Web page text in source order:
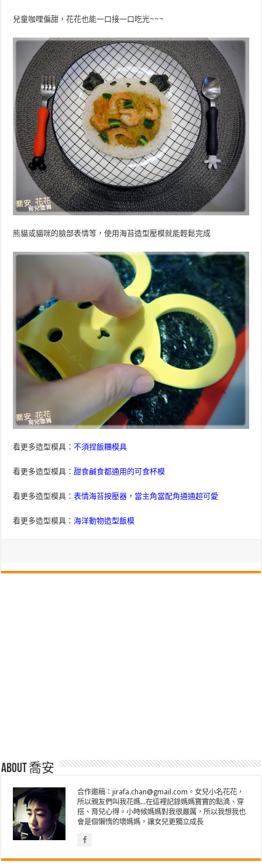
兒童咖哩偏甜，花花也能一口接一口吃光~~~
熊貓或貓咪的臉部表情等，使用海苔造型壓模就能輕鬆完成
看更多造型模具：不須捏飯糰模具
看更多造型模具：甜食鹹食都通用的可食杯模
看更多造型模具：表情海苔按壓器，當主角當配角通通超可愛
看更多造型模具：海洋動物造型飯模
About 喬安
合作邀稿：jirafa.chan@gmail.com。女兒小名花花，
所以親友們叫我花媽...在這裡記錄媽媽寶寶的點滴、穿
搭、育兒心得。小時候媽媽對我很嚴厲，所以我想我也
會是個懶惰的壞媽媽，讓女兒更獨立成長